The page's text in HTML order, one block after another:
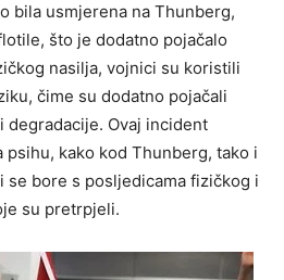
bila usmjerena na Thunberg,
što je dodatno pojačalo
nasilja, vojnici su koristili
čime su dodatno pojačali
Ovaj incident
kako kod Thunberg, tako i
se bore s posljedicama fizičkog i
su pretrpjeli.